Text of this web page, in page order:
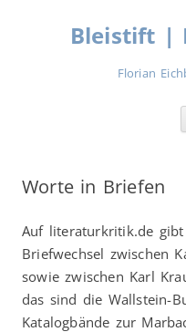
springenBleistift |
Florian
Worte in Briefen
Auf literaturkritik.de
Briefwechsel zwischen
sowie zwischen Karl
das sind die Wallstein-
Katalogbände zur